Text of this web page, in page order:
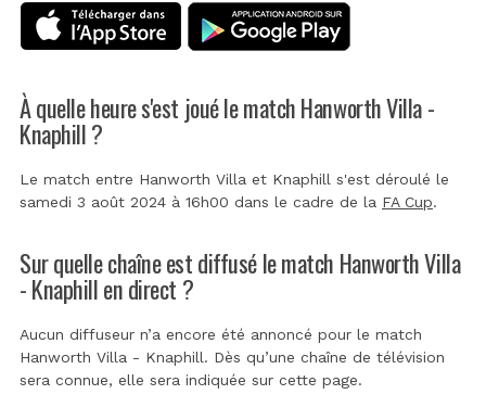
À quelle heure s'est joué le match Hanworth Villa -
Knaphill ?
Le match entre Hanworth Villa et Knaphill s'est déroulé le
samedi 3 août 2024 à 16h00 dans le cadre de la FA Cup.
Sur quelle chaîne est diffusé le match Hanworth Villa
- Knaphill en direct ?
Aucun diffuseur n’a encore été annoncé pour le match
Hanworth Villa - Knaphill. Dès qu’une chaîne de télévision
sera connue, elle sera indiquée sur cette page.